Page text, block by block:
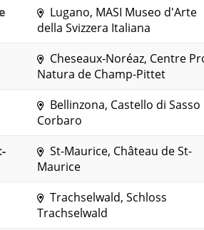
Lugano, MASI Museo d'Arte
della Svizzera Italiana
Cheseaux-Noréaz, Centre
Natura de Champ-Pittet
Bellinzona, Castello di Sasso
Corbaro
St-Maurice, Château de St-
Maurice
Trachselwald, Schloss
Trachselwald